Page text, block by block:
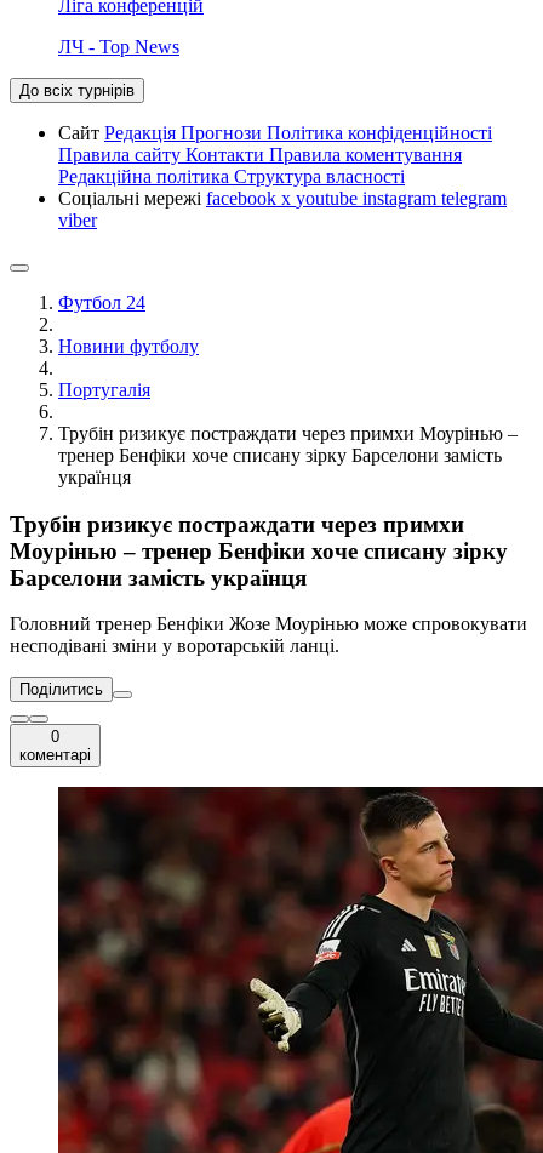
Ліга конференцій
ЛЧ - Top News
До всіх турнірів
Сайт Редакція Прогнози Політика конфіденційності
Правила сайту Контакти Правила коментування
Редакційна політика Структура власності
Соціальні мережі facebook x youtube instagram telegram
viber
Футбол 24
Новини футболу
Португалія
Трубін ризикує постраждати через примхи Моурінью –
тренер Бенфіки хоче списану зірку Барселони замість
українця
Трубін ризикує постраждати через примхи
Моурінью – тренер Бенфіки хоче списану зірку
Барселони замість українця
Головний тренер Бенфіки Жозе Моурінью може спровокувати
несподівані зміни у воротарській ланці.
Поділитись
0
коментарі